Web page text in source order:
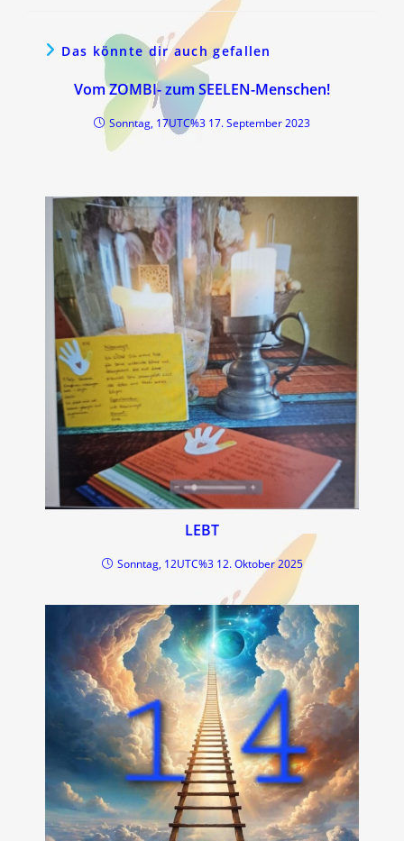
Das könnte dir auch gefallen
Vom ZOMBI- zum SEELEN-Menschen!
Sonntag, 17UTC%3 17. September 2023
LEBT
Sonntag, 12UTC%3 12. Oktober 2025